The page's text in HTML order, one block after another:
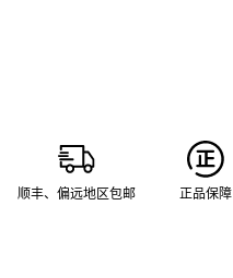
顺丰、偏远地区包邮 正品保障